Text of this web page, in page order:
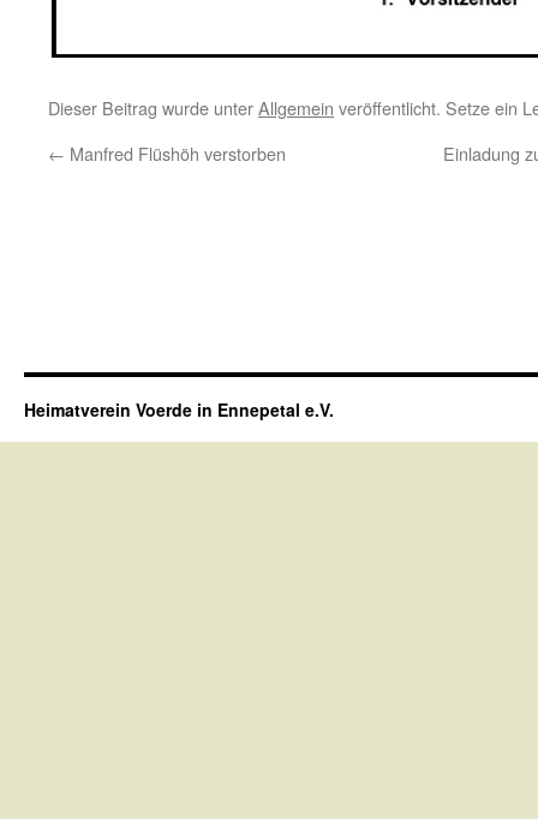
Dieser Beitrag wurde unterAllgemein veröffentlicht. Setze ein
← Manfred Flüshöh verstorben Einladung
Heimatverein Voerde in Ennepetal e.V.